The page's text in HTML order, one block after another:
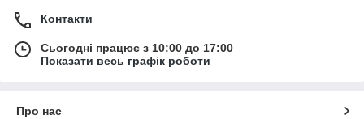
Контакти
Сьогодні працює з 10:00 до 17:00
Показати весь графік роботи
Про нас